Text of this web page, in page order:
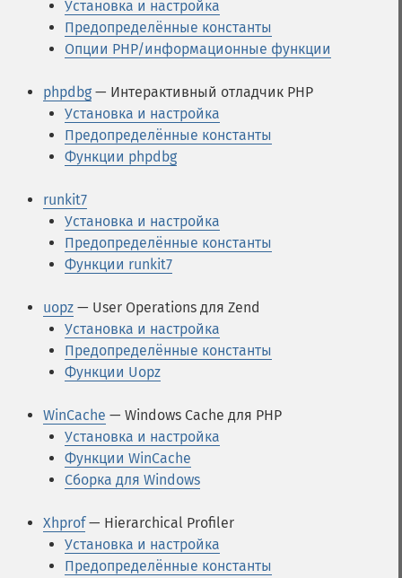
Установка и настройка
Предопределённые константы
Опции PHP/информационные функции
phpdbg — Интерактивный отладчик PHP
Установка и настройка
Предопределённые константы
Функции phpdbg
runkit7
Установка и настройка
Предопределённые константы
Функции runkit7
uopz — User Operations для Zend
Установка и настройка
Предопределённые константы
Функции Uopz
WinCache — Windows Cache для PHP
Установка и настройка
Функции WinCache
Сборка для Windows
Xhprof— Hierarchical Profiler
Установка и настройка
Предопределённые константы